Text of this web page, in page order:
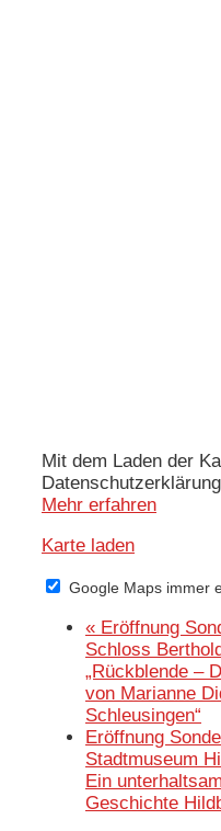
Mit dem Laden der
Mehr erfahren
Karte laden
Google Maps immer
« Eröffnung
Schloss
„Rückblende –
von Marianne
Schleusingen“
Eröffnung
Stadtmuseum
Ein
Geschichte